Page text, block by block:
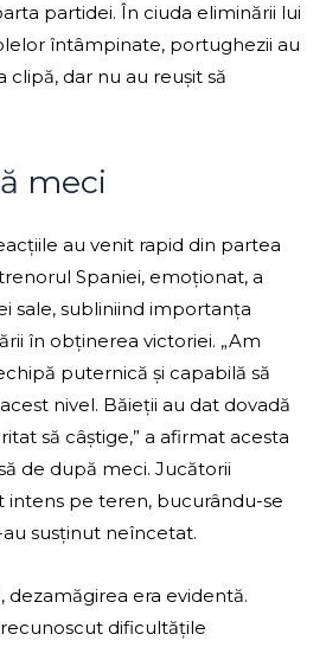
partidei. În ciuda eliminării lui
întâmpinate, portughezii au
dar nu au reușit să
meci
au venit rapid din partea
Spaniei, emoționat, a
sale, subliniind importanța
în obținerea victoriei. „Am
puternică și capabilă să
nivel. Băieții au dat dovadă
să câștige,” a afirmat acesta
de după meci. Jucătorii
intens pe teren, bucurându-se
susținut neîncetat.
dezamăgirea era evidentă.
dificultățile